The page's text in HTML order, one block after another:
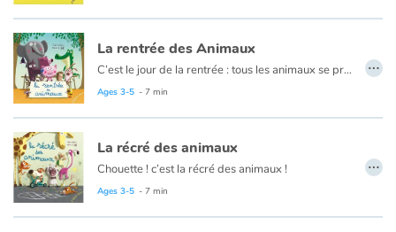
La rentrée des Animaux
C’est le jour de la rentrée : tous les animaux se pressent à l’école. Quel plaisir de découvrir les classes. Les escargots se retrouvent dans une salade, les crocos dans un marais, les chauves-souris dans une grotte… et chaque leçon est bien particulière : les oursons font une sieste de plusieurs mois, les cochons sont de sacrés artistes, les canetons transforment les toilettes en pataugeoire… Quand la cloche sonne l’heure des parents, on entend « Vivement demain ! » dans la bouche de tous les élèves.
Ages 3-5 - 7 min
…
La récré des animaux
Chouette ! c’est la récré des animaux !
Quels jeux vont-ils encore inventer ?
Ages 3-5 - 7 min
…